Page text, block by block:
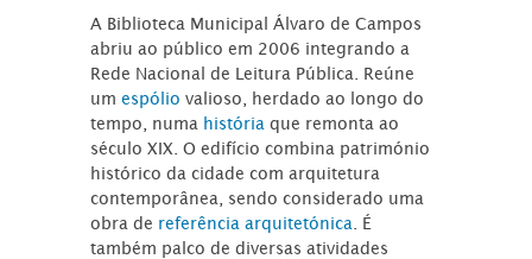
A Biblioteca Municipal Álvaro de Campos
abriu ao público em 2006 integrando a
Rede Nacional de Leitura Pública. Reúne
umespóliovalioso, herdado ao longo do
tempo, numa história que remonta ao
século XIX. O edifício combina património
histórico da cidade com arquitetura
contemporânea, sendo considerado uma
obra de referência arquitetónica . É
também palco de diversas atividades